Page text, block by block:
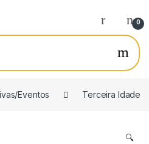
0
Eventos Terceira Idade
🔍